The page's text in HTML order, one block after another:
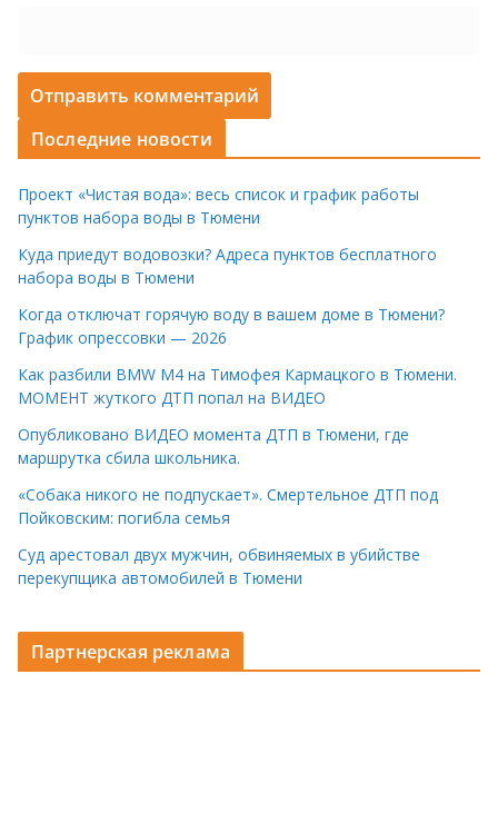
Последние новости
Проект «Чистая вода»: весь список и график работы
пунктов набора воды в Тюмени
Куда приедут водовозки? Адреса пунктов бесплатного
набора воды в Тюмени
Когда отключат горячую воду в вашем доме в Тюмени?
График опрессовки — 2026
Как разбили BMW M4 на Тимофея Кармацкого в Тюмени.
МОМЕНТ жуткого ДТП попал на ВИДЕО
Опубликовано ВИДЕО момента ДТП в Тюмени, где
маршрутка сбила школьника.
«Собака никого не подпускает». Смертельное ДТП под
Пойковским: погибла семья
Суд арестовал двух мужчин, обвиняемых в убийстве
перекупщика автомобилей в Тюмени
Партнерская реклама